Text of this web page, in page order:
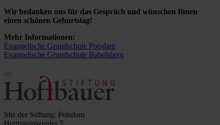
Wir bedanken uns für das Gespräch und wünschen Ihnen
einen schönen Geburtstag!
Mehr Informationen:
Evangelische Grundschule Potsdam
Evangelische Grundschule Babelsberg
Sitz der Stiftung: Potsdam